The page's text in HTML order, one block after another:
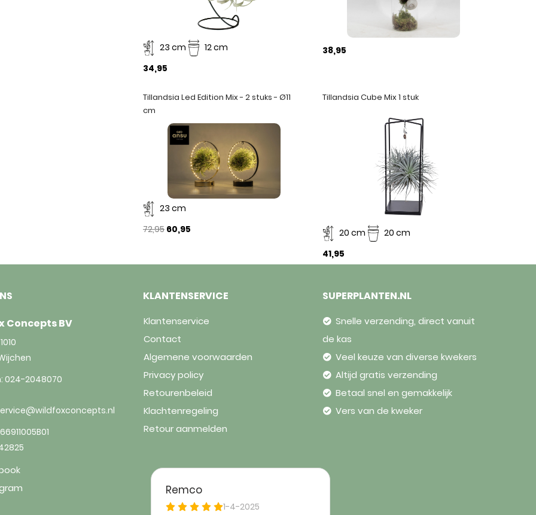
23 cm
12 cm
34,95
38,95
Tillandsia Led Edition Mix - 2 stuks - Ø11
cm
23 cm
72,95 60,95
Tillandsia Cube Mix 1 stuk
20 cm
20 cm
41,95
Concepts BV
024-2048070
KLANTENSERVICE
Klantenservice
Contact
Algemene voorwaarden
Privacy policy
Retourenbeleid
Klachtenregeling
Retour aanmelden
SUPERPLANTEN.NL
Snelle verzending, direct vanuit
de kas
Veel keuze van diverse kwekers
Altijd gratis verzending
Betaal snel en gemakkelijk
Vers van de kweker